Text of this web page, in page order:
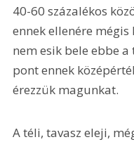
40-60 százalékos
ennek ellenére mégis
nem esik bele ebbe
pont ennek
érezzük magunkat.
A téli, tavasz eleji,